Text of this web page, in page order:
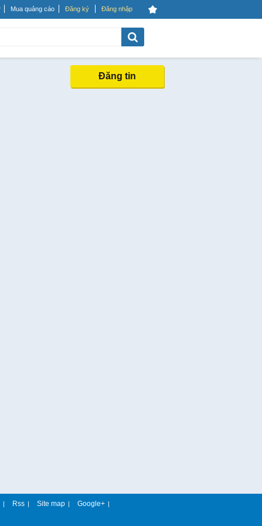
Mua quảng cáo Đăng ký Đăng nhập
Đăng tin
| Rss | Site map | Google+ |